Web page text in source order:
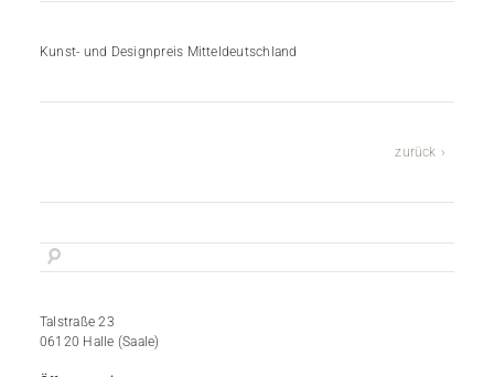
Kunst- und Designpreis Mitteldeutschland
zurück
Talstraße 23
06120 Halle (Saale)